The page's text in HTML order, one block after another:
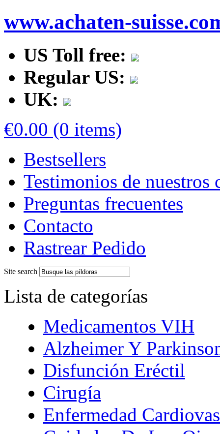
www.achaten-
US Toll free:
Regular US:
UK:
€0.00 (0 items)
Bestsellers
Testimonios de nuestros
Preguntas frecuentes
Contacto
Rastrear Pedido
Site search
Lista de categorías
Medicamentos VIH
Alzheimer Y
Disfunción Eréctil
Cirugía
Enfermedad